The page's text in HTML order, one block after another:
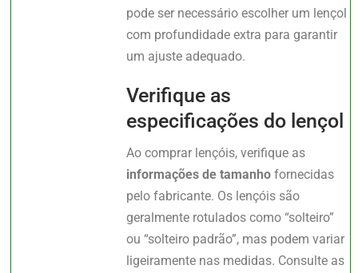
pode ser necessário escolher um lençol
com profundidade extra para garantir
um ajuste adequado.
Verifique as
especificações do lençol
Ao comprar lençóis, verifique as
informações de tamanho fornecidas
pelo fabricante. Os lençóis são
geralmente rotulados como “solteiro”
ou “solteiro padrão”, mas podem variar
ligeiramente nas medidas. Consulte as